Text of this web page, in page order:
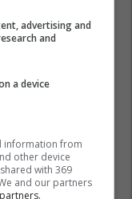
advertising and
and
a device
information from
other device
with 369
and our partners